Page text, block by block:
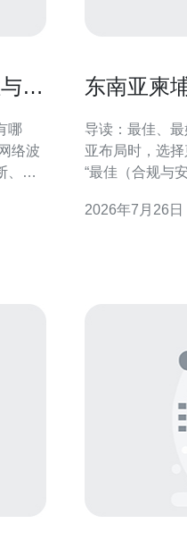
抗
哪
络波
、单
会
东南亚柬
导读：最佳、
亚布局时，选择
“最佳（合规与
国际合规要求
2026年7月26日